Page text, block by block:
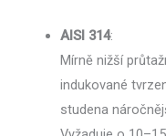
AISI 314:
Mírně nižší
indukované
studena